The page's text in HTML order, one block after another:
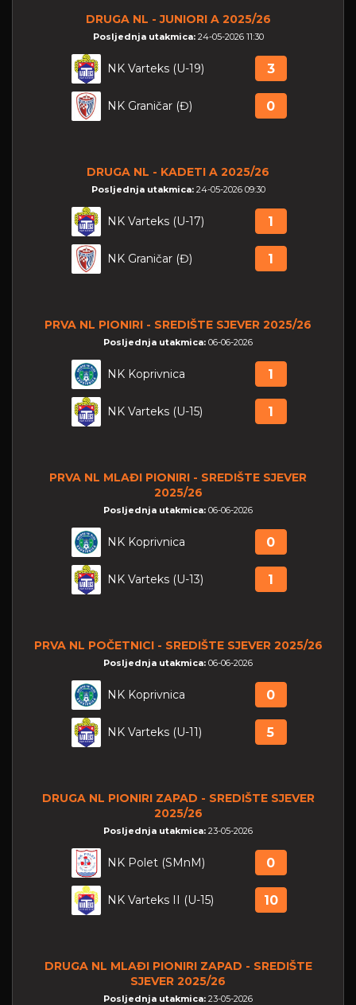
DRUGA NL - JUNIORI A 2025/26
Posljednja utakmica: 24-05-2026 11:30
NK Varteks (U-19) 3
NK Graničar (Đ) 0
DRUGA NL - KADETI A 2025/26
Posljednja utakmica: 24-05-2026 09:30
NK Varteks (U-17) 1
NK Graničar (Đ) 1
PRVA NL PIONIRI - SREDIŠTE SJEVER 2025/26
Posljednja utakmica: 06-06-2026
NK Koprivnica 1
NK Varteks (U-15) 1
PRVA NL MLAĐI PIONIRI - SREDIŠTE SJEVER
2025/26
Posljednja utakmica: 06-06-2026
NK Koprivnica 0
NK Varteks (U-13) 1
PRVA NL POČETNICI - SREDIŠTE SJEVER 2025/26
Posljednja utakmica: 06-06-2026
NK Koprivnica 0
NK Varteks (U-11) 5
DRUGA NL PIONIRI ZAPAD - SREDIŠTE SJEVER
2025/26
Posljednja utakmica: 23-05-2026
NK Polet (SMnM) 0
NK Varteks II (U-15) 10
DRUGA NL MLAĐI PIONIRI ZAPAD - SREDIŠTE
SJEVER 2025/26
Posljednja utakmica: 23-05-2026